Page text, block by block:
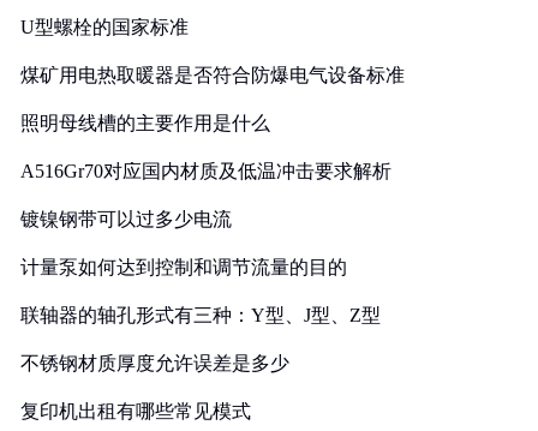
U型螺栓的国家标准
煤矿用电热取暖器是否符合防爆电气设备标准
照明母线槽的主要作用是什么
A516Gr70对应国内材质及低温冲击要求解析
镀镍钢带可以过多少电流
计量泵如何达到控制和调节流量的目的
联轴器的轴孔形式有三种：Y型、J型、Z型
不锈钢材质厚度允许误差是多少
复印机出租有哪些常见模式